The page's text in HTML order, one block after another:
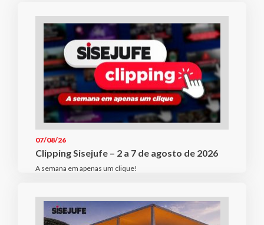
07/08/26
Clipping Sisejufe – 2 a 7 de agosto de 2026
A semana em apenas um clique!